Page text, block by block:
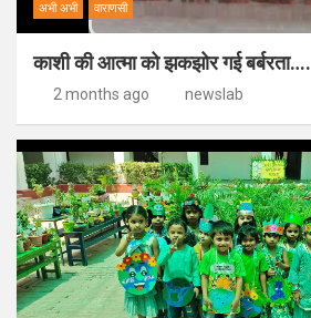
अभी अभी वाराणसी
काशी की आत्मा को झकझोर गई बर्बरता….
2 months ago newslab